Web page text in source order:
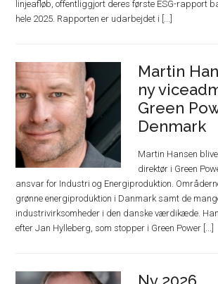
linjeafløb, offentliggjort deres første ESG-rapport
hele 2025. Rapporten er udarbejdet i [...]
Martin
ny
Green
Denmark
Martin Hansen
direktør i Green
ansvar for Industri og Energiproduktion.
grønne energiproduktion i Danmark samt de
industrivirksomheder i den danske værdikæde.
efter Jan Hylleberg, som stopper i Green Power [...]
Ny 2026